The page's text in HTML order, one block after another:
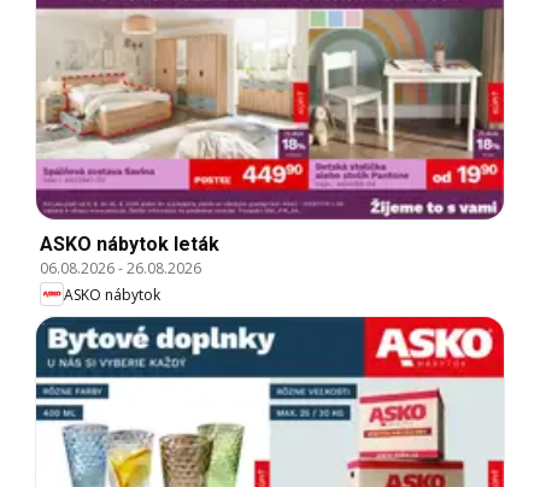
ASKO nábytok leták
06.08.2026-26.08.2026
ASKO nábytok